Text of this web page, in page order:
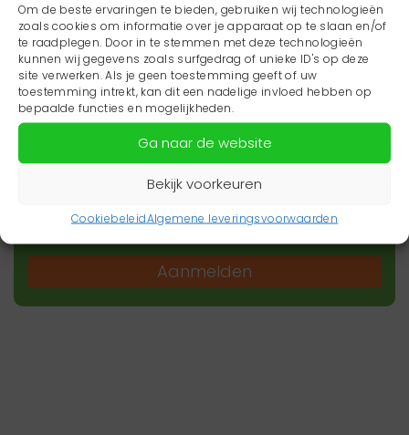
Om de beste ervaringen te bieden, gebruiken wij technologieën
zoals cookies om informatie over je apparaat op te slaan en/of
te raadplegen. Door in te stemmen met deze technologieën
kunnen wij gegevens zoals surfgedrag of unieke ID's op deze
site verwerken. Als je geen toestemming geeft of uw
toestemming intrekt, kan dit een nadelige invloed hebben op
bepaalde functies en mogelijkheden.
Ga naar de website
Bekijk voorkeuren
CookiebeleidAlgemene leveringsvoorwaarden
Wil je niets missen?
Wil je op de hoogte blijven van het laatste
zorgnieuws in jouw regio? Schrijf je dan in voor
onze nieuwsbrief.
Aanmelden